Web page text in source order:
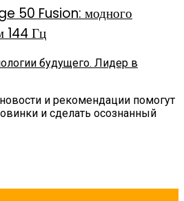
50 Fusion: модного
144 Гц
будущего. Лидер в
и рекомендации помогут
и сделать осознанный